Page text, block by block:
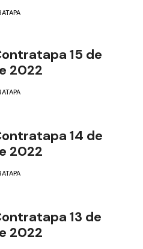
15 de
2022
14 de
2022
13 de
2022